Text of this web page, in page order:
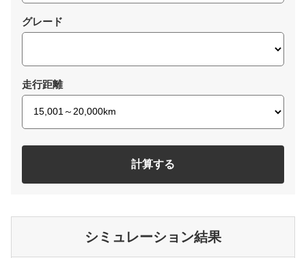
グレード
走行距離
計算する
シミュレーション結果